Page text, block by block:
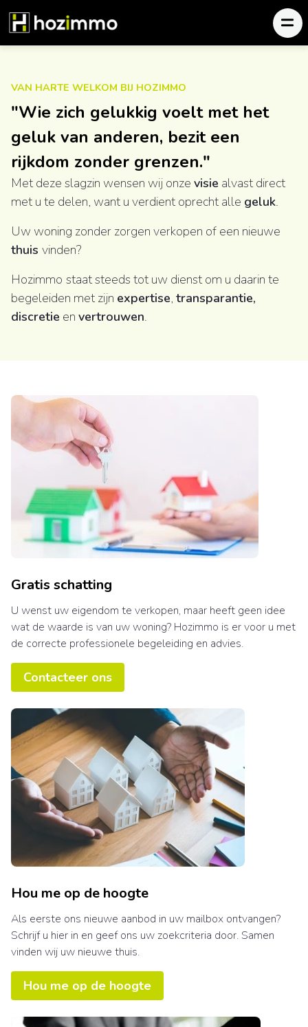
VAN HARTE WELKOM BIJ HOZIMMO
"Wie zich gelukkig voelt met het
geluk van anderen, bezit een
rijkdom zonder grenzen."
Met deze slagzin wensen wij onze visie alvast direct
met u te delen, want u verdient oprecht alle geluk.
Uw woning zonder zorgen verkopen of een nieuwe
thuis vinden?
Hozimmo staat steeds tot uw dienst om u daarin te
begeleiden met zijn expertise, transparantie,
discretie en vertrouwen.
Gratis schatting
U wenst uw eigendom te verkopen, maar heeft geen idee
wat de waarde is van uw woning? Hozimmo is er voor u met
de correcte professionele begeleiding en advies.
Contacteer ons
Hou me op de hoogte
Als eerste ons nieuwe aanbod in uw mailbox ontvangen?
Schrijf u hier in en geef ons uw zoekcriteria door. Samen
vinden wij uw nieuwe thuis.
Hou me op de hoogte